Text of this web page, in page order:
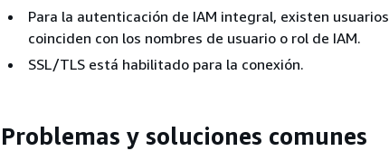
Para la autenticación de IAM integral, existen
coinciden con los nombres de usuario o rol de IAM.
SSL/TLS está habilitado para la conexión.
Problemas y soluciones comunes